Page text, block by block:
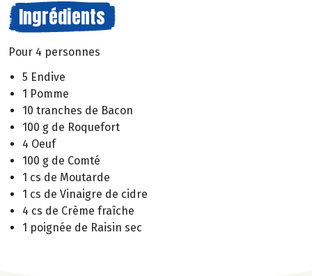
Ingrédients
Pour 4 personnes
5 Endive
1 Pomme
10 tranches de Bacon
100 g de Roquefort
4 Oeuf
100 g de Comté
1 cs de Moutarde
1 cs de Vinaigre de cidre
4 cs de Crème fraîche
1 poignée de Raisin sec